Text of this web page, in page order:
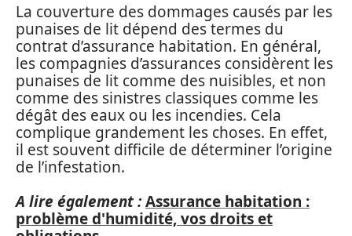
La couverture des dommages causés par les
punaises de lit dépend des termes du
contrat d’assurance habitation. En général,
les compagnies d’assurances considèrent les
punaises de lit comme des nuisibles, et non
comme des sinistres classiques comme les
dégât des eaux ou les incendies. Cela
complique grandement les choses. En effet,
il est souvent difficile de déterminer l’origine
de l’infestation.
A lire également :Assurance habitation :
problème d'humidité, vos droits et